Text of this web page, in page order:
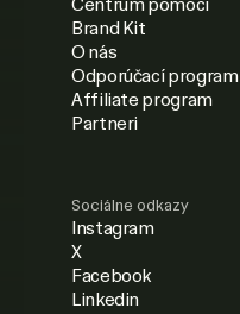
Centrum pomoci
Brand Kit
O nás
Odporúčací program
Affiliate program
Partneri
Sociálne odkazy
Instagram
X
Facebook
Linkedin